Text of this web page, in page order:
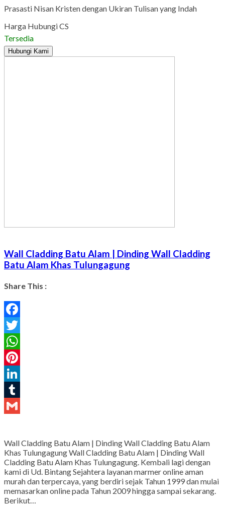
Prasasti Nisan Kristen dengan Ukiran Tulisan yang Indah
Harga Hubungi CS
Tersedia
Hubungi Kami
Wall Cladding Batu Alam | Dinding Wall Cladding
Batu Alam Khas Tulungagung
Share This :
Facebook
Twitter
WhatsApp
Pinterest
LinkedIn
Tumblr
Wall Cladding Batu Alam | Dinding Wall Cladding Batu Alam
Khas Tulungagung Wall Cladding Batu Alam | Dinding Wall
Cladding Batu Alam Khas Tulungagung. Kembali lagi dengan
kami di Ud. Bintang Sejahtera layanan marmer online aman
murah dan terpercaya, yang berdiri sejak Tahun 1999 dan mulai
memasarkan online pada Tahun 2009 hingga sampai sekarang.
Berikut…